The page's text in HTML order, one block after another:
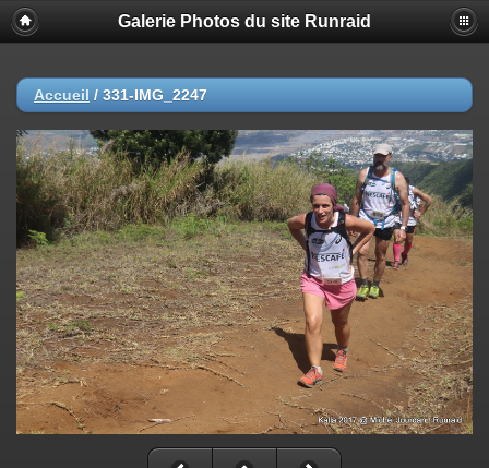
Galerie Photos du site Runraid
Accueil / 331-IMG_2247